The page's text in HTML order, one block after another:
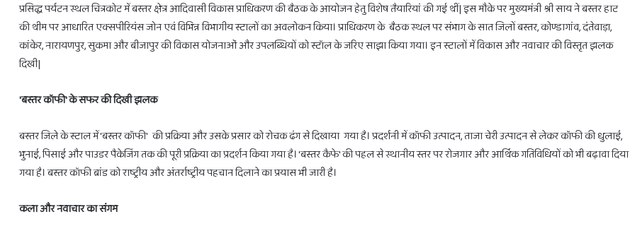
प्रसिद्ध पर्यटन स्थल चित्रकोट में बस्तर क्षेत्र आदिवासी विकास प्राधिकरण की बैठक के आयोजन हेतु विशेष तैयारियां की गई थीं| इस मौके पर मुख्यमंत्री श्री साय ने बस्तर हाट
की थीम पर आधारित एक्सपीरियंस जोन एवं विभिन्न विभागीय स्टालों का अवलोकन किया। प्राधिकरण के बैठक स्थल पर संभाग के सात जिलों बस्तर, कोण्डागांव, दंतेवाड़ा,
कांकेर, नारायणपुर, सुकमा और बीजापुर की विकास योजनाओं और उपलब्धियों को स्टॉल के जरिए साझा किया गया। इन स्टालों में विकास और नवाचार की विस्तृत झलक
दिखी|
'बस्तर कॉफी' के सफर की दिखी झलक
बस्तर जिले के स्टाल में 'बस्तर कॉफी' की प्रक्रिया और उसके प्रसार को रोचक ढंग से दिखाया गया है। प्रदर्शनी में कॉफी उत्पादन, ताजा चेरी उत्पादन से लेकर कॉफी की धुलाई,
भुनाई, पिसाई और पाउडर पैकेजिंग तक की पूरी प्रक्रिया का प्रदर्शन किया गया है। 'बस्तर कैफे' की पहल से स्थानीय स्तर पर रोजगार और आर्थिक गतिविधियों को भी बढ़ावा दिया
गया है। बस्तर कॉफी ब्रांड को राष्ट्रीय और अंतर्राष्ट्रीय पहचान दिलाने का प्रयास भी जारी है।
कला और नवाचार का संगम
से
राशियों
होगा
ही
February 27, 2025
के
लिए
मिलेगा
समय
आठ
दिन
पहले
भी
न
होली से आठ